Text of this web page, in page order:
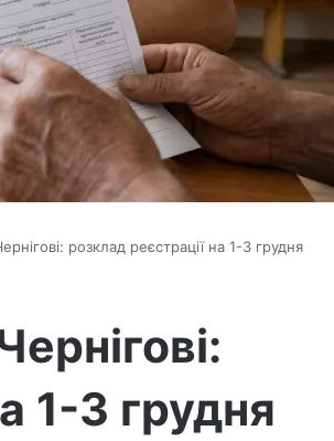
розклад реєстрації на 1-3 грудня
1-3 грудня